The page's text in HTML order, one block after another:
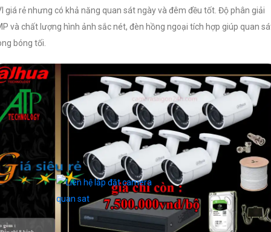
giá rẻ nhưng có khả năng quan sát ngày và đêm đều tốt. Độ phân giải
và chất lượng hình ảnh sắc nét, đèn hồng ngoại tích hợp giúp quan
bóng tối.